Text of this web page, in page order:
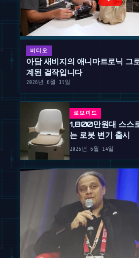
비디오
아담 새비지의 애니마트로닉 그
계된 걸작입니다
2026년 6월 15일
로보피드
1,800만원대 스스
는 로봇 변기 출시
2026년 6월 14일